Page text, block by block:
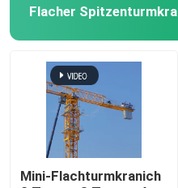
Flacher
Mini-Flachturmkranich